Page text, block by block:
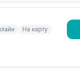
На карту